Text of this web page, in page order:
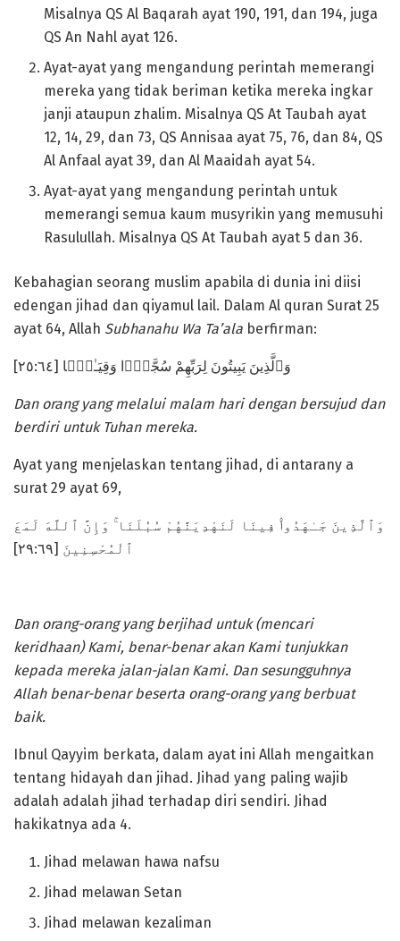
Misalnya QS Al Baqarah ayat 190, 191, dan 194, juga
QS An Nahl ayat 126.
Ayat-ayat yang mengandung perintah memerangi
mereka yang tidak beriman ketika mereka ingkar
janji ataupun zhalim. Misalnya QS At Taubah ayat
12, 14, 29, dan 73, QS Annisaa ayat 75, 76, dan 84, QS
Al Anfaal ayat 39, dan Al Maaidah ayat 54.
Ayat-ayat yang mengandung perintah untuk
memerangi semua kaum musyrikin yang memusuhi
Rasulullah. Misalnya QS At Taubah ayat 5 dan 36.
Kebahagian seorang muslim apabila di dunia ini diisi
edengan jihad dan qiyamul lail. Dalam Al quran Surat 25
ayat 64, Allah Subhanahu Wa Ta’ala berfirman:
وَٱلَّذِينَ يَبِيتُونَ لِرَبِّهِمْ سُجَّدًۭا وَقِيَـٰمًۭا [٢٥:٦٤]
Dan orang yang melalui malam hari dengan bersujud dan
berdiri untuk Tuhan mereka.
Ayat yang menjelaskan tentang jihad, di antarany a
surat 29 ayat 69,
وَٱلَّذِينَ جَـٰهَدُوا۟ فِينَا لَنَهْدِيَنَّهُمْ سُبُلَنَا ۚ وَإِنَّ ٱللَّهَ لَمَعَ
ٱلْمُحْسِنِينَ [٢٩:٦٩]
Dan orang-orang yang berjihad untuk (mencari
keridhaan) Kami, benar-benar akan Kami tunjukkan
kepada mereka jalan-jalan Kami. Dan sesungguhnya
Allah benar-benar beserta orang-orang yang berbuat
baik.
Ibnul Qayyim berkata, dalam ayat ini Allah mengaitkan
tentang hidayah dan jihad. Jihad yang paling wajib
adalah adalah jihad terhadap diri sendiri. Jihad
hakikatnya ada 4.
Jihad melawan hawa nafsu
Jihad melawan Setan
Jihad melawan kezaliman